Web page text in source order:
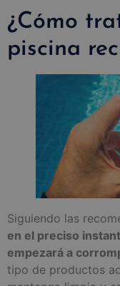
¿Cómo
piscina
Siguiendo las
en el preciso
empezará a
tipo de productos